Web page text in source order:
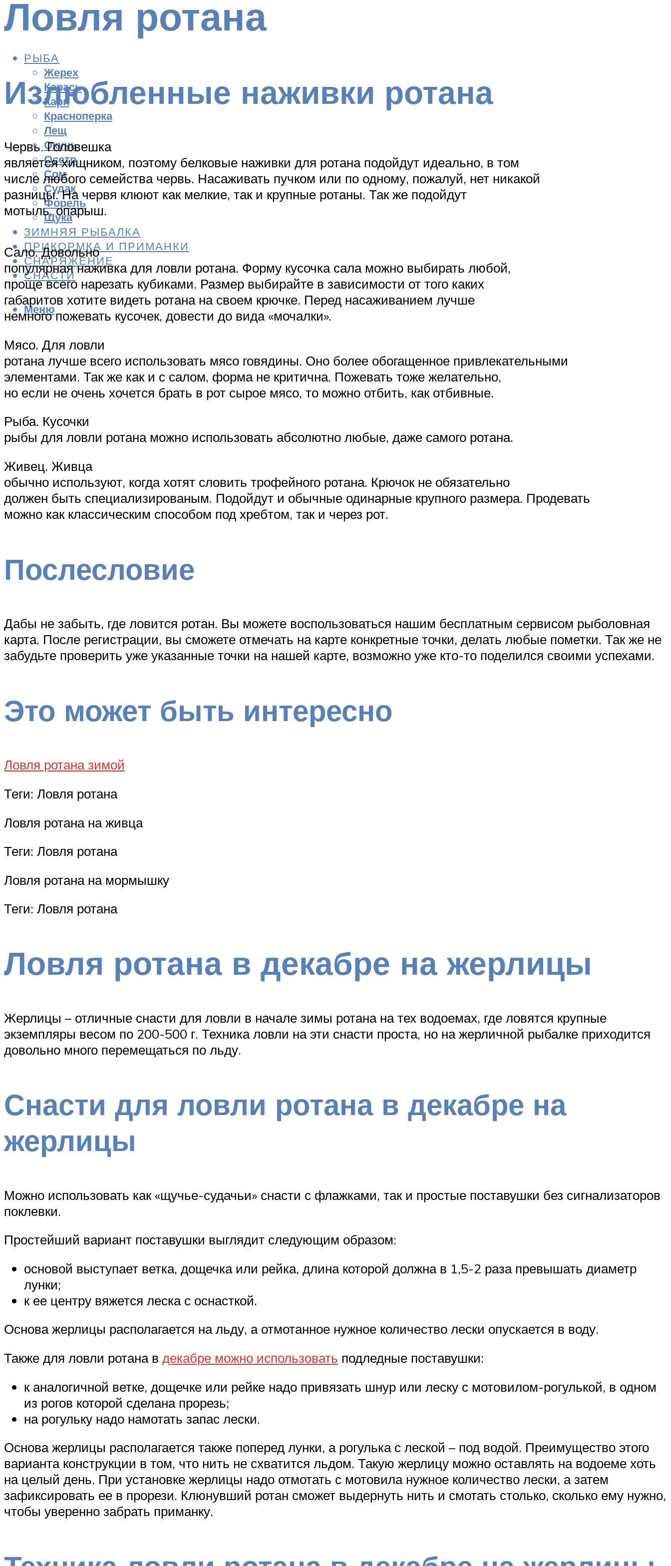
РЫБА
Жерех
Карась
Карп
Красноперка
Лещ
Окунь
Осетр
Сом
Судак
Форель
Щука
ЗИМНЯЯ РЫБАЛКА
ПРИКОРМКА И ПРИМАНКИ
СНАРЯЖЕНИЕ
СНАСТИ
Меню
Ловля ротана
Излюбленные наживки ротана
Червь. Головешка
является хищником, поэтому белковые наживки для ротана подойдут идеально, в том
числе любого семейства червь. Насаживать пучком или по одному, пожалуй, нет никакой
разницы. На червя клюют как мелкие, так и крупные ротаны. Так же подойдут
мотыль, опарыш.
Сало. Довольно
популярная наживка для ловли ротана. Форму кусочка сала можно выбирать любой,
проще всего нарезать кубиками. Размер выбирайте в зависимости от того каких
габаритов хотите видеть ротана на своем крючке. Перед насаживанием лучше
немного пожевать кусочек, довести до вида «мочалки».
Мясо. Для ловли
ротана лучше всего использовать мясо говядины. Оно более обогащенное привлекательными
элементами. Так же как и с салом, форма не критична. Пожевать тоже желательно,
но если не очень хочется брать в рот сырое мясо, то можно отбить, как отбивные.
Рыба. Кусочки
рыбы для ловли ротана можно использовать абсолютно любые, даже самого ротана.
Живец. Живца
обычно используют, когда хотят словить трофейного ротана. Крючок не обязательно
должен быть специализированым. Подойдут и обычные одинарные крупного размера. Продевать
можно как классическим способом под хребтом, так и через рот.
Послесловие
Дабы не забыть, где ловится ротан. Вы можете воспользоваться нашим бесплатным сервисом рыболовная
карта. После регистрации, вы сможете отмечать на карте конкретные точки, делать любые пометки. Так же не
забудьте проверить уже указанные точки на нашей карте, возможно уже кто-то поделился своими успехами.
Это может быть интересно
Ловля ротана зимой
Теги: Ловля ротана
Ловля ротана на живца
Теги: Ловля ротана
Ловля ротана на мормышку
Теги: Ловля ротана
Ловля ротана в декабре на жерлицы
Жерлицы – отличные снасти для ловли в начале зимы ротана на тех водоемах, где ловятся крупные
экземпляры весом по 200-500 г. Техника ловли на эти снасти проста, но на жерличной рыбалке приходится
довольно много перемещаться по льду.
Снасти для ловли ротана в декабре на
жерлицы
Можно использовать как «щучье-судачьи» снасти с флажками, так и простые поставушки без сигнализаторов
поклевки.
Простейший вариант поставушки выглядит следующим образом:
основой выступает ветка, дощечка или рейка, длина которой должна в 1,5-2 раза превышать диаметр
лунки;
к ее центру вяжется леска с оснасткой.
Основа жерлицы располагается на льду, а отмотанное нужное количество лески опускается в воду.
Также для ловли ротана в декабре можно использовать подледные поставушки:
к аналогичной ветке, дощечке или рейке надо привязать шнур или леску с мотовилом-рогулькой, в одном
из рогов которой сделана прорезь;
на рогульку надо намотать запас лески.
Основа жерлицы располагается также поперед лунки, а рогулька с леской – под водой. Преимущество этого
варианта конструкции в том, что нить не схватится льдом. Такую жерлицу можно оставлять на водоеме хоть
на целый день. При установке жерлицы надо отмотать с мотовила нужное количество лески, а затем
зафиксировать ее в прорези. Клюнувший ротан сможет выдернуть нить и смотать столько, сколько ему нужно,
чтобы уверенно забрать приманку.